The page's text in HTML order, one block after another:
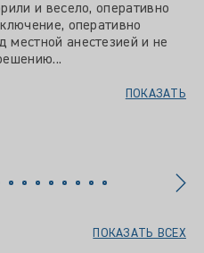
и весело, оперативно
оперативно
анестезией и не
ПОКАЗАТЬ
ПОКАЗАТЬ ВСЕХ